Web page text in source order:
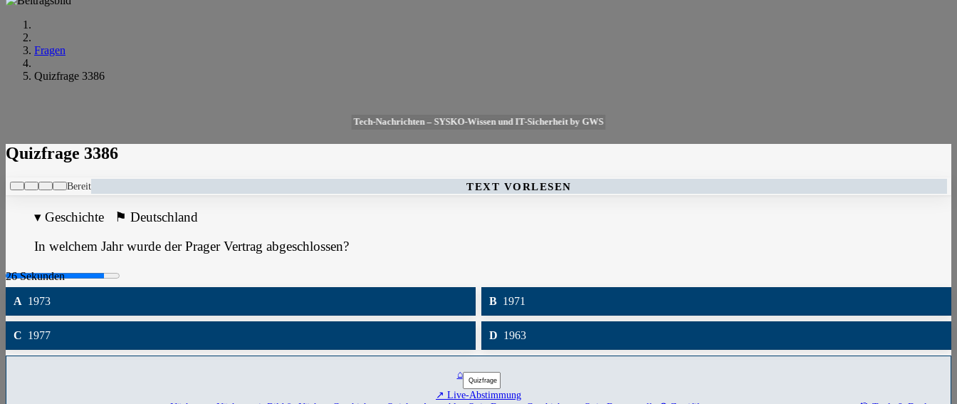
Fragen
Quizfrage 3386
Tech-Nachrichten – SYSKO-Wissen und IT-Sicherheit by GWS
Quizfrage 3386
Bereit TEXT VORLESEN
▾ Geschichte ⚑ Deutschland
In welchem Jahr wurde der Prager Vertrag abgeschlossen?
A 1973 B 1971
C 1977 D 1963
⌂
↗ Live-Abstimmung